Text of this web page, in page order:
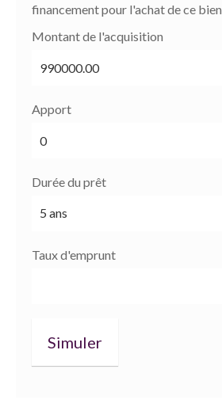
financement pour l'achat de ce bien.
Montant de l'acquisition
Apport
Durée du prêt
Taux d'emprunt